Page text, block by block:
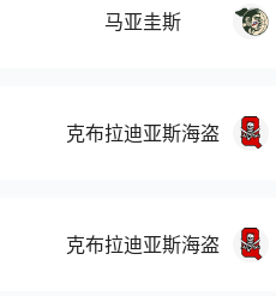
马亚圭斯
克布拉迪亚斯海盗
克布拉迪亚斯海盗